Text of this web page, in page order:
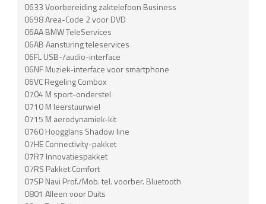
0633 Voorbereiding zaktelefoon Business
0698 Area-Code 2 voor DVD
06AA BMW TeleServices
06AB Aansturing teleservices
06FL USB-/audio-interface
06NF Muziek-interface voor smartphone
06VC Regeling Combox
0704 M sport-onderstel
0710 M leerstuurwiel
0715 M aerodynamiek-kit
0760 Hoogglans Shadow line
07HE Connectivity-pakket
07R7 Innovatiespakket
07RS Pakket Comfort
07SP Navi Prof./Mob. tel. voorber. Bluetooth
0801 Alleen voor Duits